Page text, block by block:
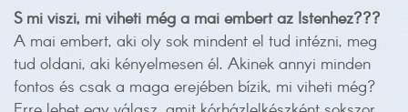
S mi viszi, mi viheti még a mai embert az Istenhez???
A mai embert, aki oly sok mindent el tud intézni, meg
tud oldani, aki kényelmesen él. Akinek annyi minden
fontos és csak a maga erejében bízik, mi viheti még?